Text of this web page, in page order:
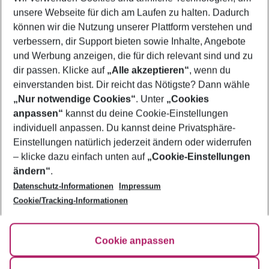
Entdecke alle Angebote auf Teneriffa→
Footer
Footer navigation
Über uns
AGB
Bestpreisgarantie
Cookie-Einstellungen ändern
Cookie-Richtlinie
Impressum
Agenturbetreuung
Barrierefreies Reisen
HanseMerkur Reiseversicherung
Hilfe & Kontakt
Folge uns
unsere Webseite für dich am Laufen zu halten. Dadurch
können wir die Nutzung unserer Plattform verstehen und
verbessern, dir Support bieten sowie Inhalte, Angebote
und Werbung anzeigen, die für dich relevant sind und zu
dir passen. Klicke auf „Alle akzeptieren“, wenn du
einverstanden bist. Dir reicht das Nötigste? Dann wähle
„Nur notwendige Cookies“. Unter „Cookies
anpassen“ kannst du deine Cookie-Einstellungen
individuell anpassen. Du kannst deine Privatsphäre-
Einstellungen natürlich jederzeit ändern oder widerrufen
– klicke dazu einfach unten auf „Cookie-Einstellungen
ändern“.
Datenschutz-Informationen
Impressum
Cookie/Tracking-Informationen
Cookie anpassen